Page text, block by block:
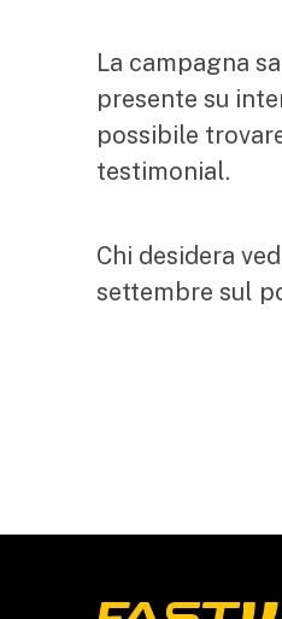
La campagna
presente su
possibile
testimonial.
Chi desidera
settembre sul